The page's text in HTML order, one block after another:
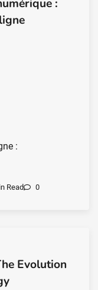
:
:
Read 0
Evolution